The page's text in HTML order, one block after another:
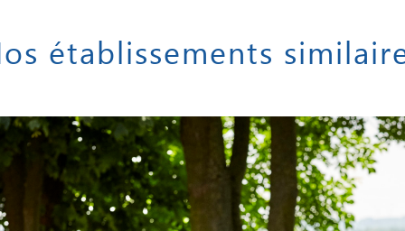
établissements